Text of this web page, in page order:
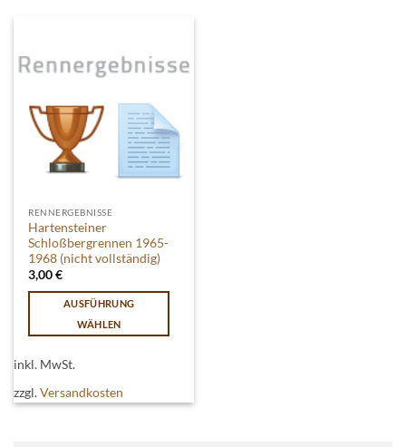
RENNERGEBNISSE
Hartensteiner
Schloßbergrennen 1965-
1968 (nicht vollständig)
3,00€
AUSFÜHRUNG
WÄHLEN
Produkt
mehrere
inkl. MwSt.
zzgl.Versandkosten